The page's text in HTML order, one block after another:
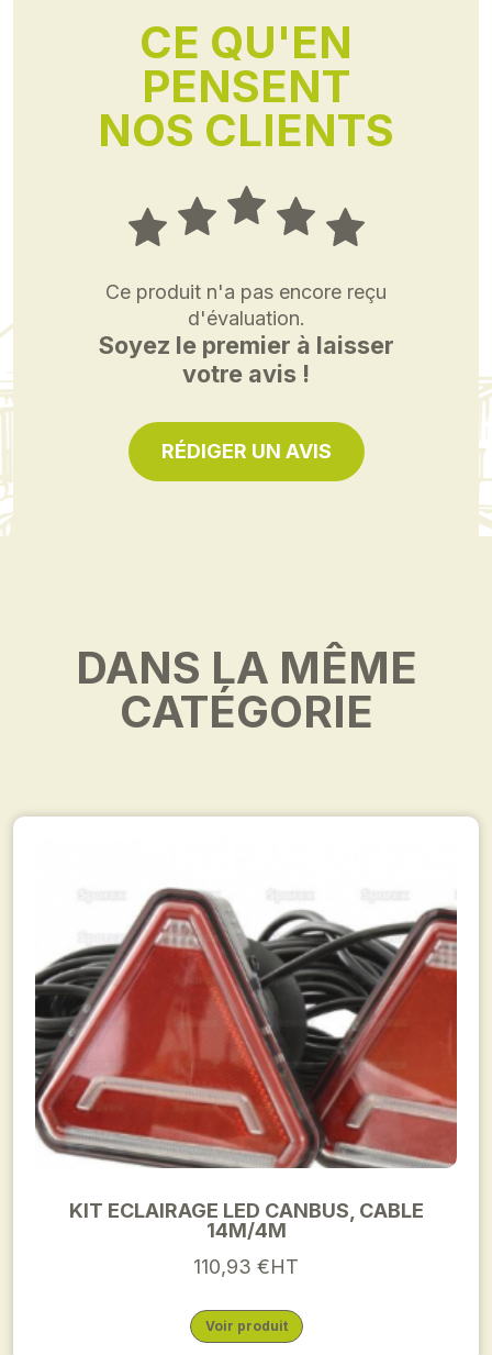
CE QU'EN
PENSENT
NOS CLIENTS
Ce produit n'a pas encore reçu
d'évaluation.
Soyez le premier à laisser
votre avis !
RÉDIGER UN AVIS
DANS LA MÊME
CATÉGORIE
KIT ECLAIRAGE LED CANBUS, CABLE
14M/4M
110,93 €HT
Voir produit